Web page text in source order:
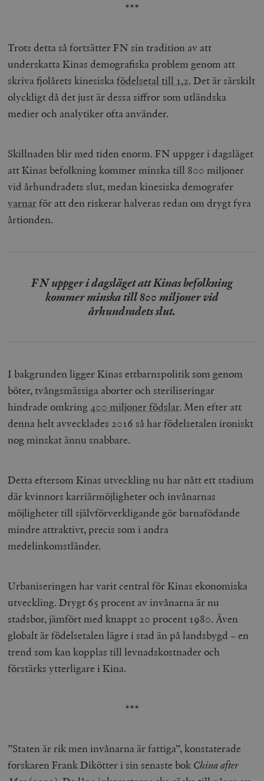
***
Trots detta så fortsätter FN sin tradition av att
underskatta Kinas demografiska problem genom att
skriva fjolårets kinesiskafödelsetal till 1,2. Det är särskilt
olyckligt då det just är dessa siffror som utländska
medier och analytiker ofta använder.
Skillnaden blir med tiden enorm. FN uppger i dagsläget
att Kinas befolkning kommer minska till 800 miljoner
vid århundradets slut, medan kinesiska demografer
varnarför att den riskerar halveras redan om drygt fyra
årtionden.
FN uppger i dagsläget att Kinas befolkning
kommer minska till 800 miljoner vid
århundradets slut.
I bakgrunden ligger Kinas ettbarnspolitik som genom
böter, tvångsmässiga aborter och steriliseringar
hindrade omkring 400 miljoner födslar. Men efter att
denna helt avvecklades 2016 så har födelsetalen ironiskt
nog minskat ännu snabbare.
Detta eftersom Kinas utveckling nu har nått ett stadium
där kvinnors karriärmöjligheter och invånarnas
möjligheter till självförverkligande gör barnafödande
mindre attraktivt, precis som i andra
medelinkomstländer.
Urbaniseringen har varit central för Kinas ekonomiska
utveckling. Drygt 65 procent av invånarna är nu
stadsbor, jämfört med knappt 20 procent 1980. Även
globalt är födelsetalen lägre i stad än på landsbygd – en
trend som kan kopplas till levnadskostnader och
förstärks ytterligare i Kina.
***
”Staten är rik men invånarna är fattiga”, konstaterade
forskaren Frank Dikötter i sin senaste bok China after